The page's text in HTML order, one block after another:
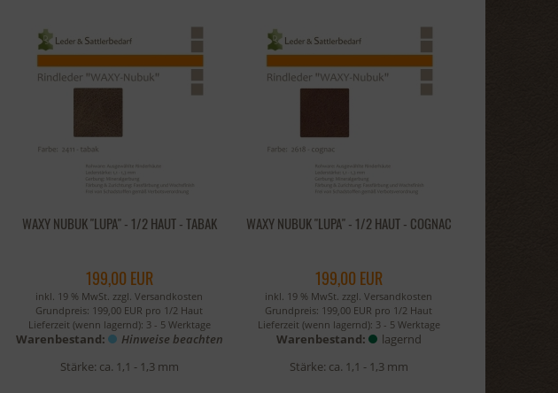
WAXY NUBUK "LUPA" - 1/2 HAUT - TABAK
199,00 EUR
inkl. 19 % MwSt. zzgl.Versandkosten
Grundpreis: 199,00 EUR pro 1/2 Haut
Lieferzeit (wenn lagernd): 3 - 5 Werktage
Warenbestand:
Hinweise beachten
Stärke: ca. 1,1 - 1,3 mm
WAXY NUBUK "LUPA" - 1/2 HAUT - COGNAC
199,00 EUR
inkl. 19 % MwSt. zzgl.Versandkosten
Grundpreis: 199,00 EUR pro 1/2 Haut
Lieferzeit (wenn lagernd): 3 - 5 Werktage
Warenbestand:
lagernd
Stärke: ca. 1,1 - 1,3 mm